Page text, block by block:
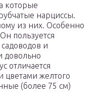
которые
нарциссы.
из них. Особенно
пользуется
и
довольно
отличается
желтого
(более 75 см)